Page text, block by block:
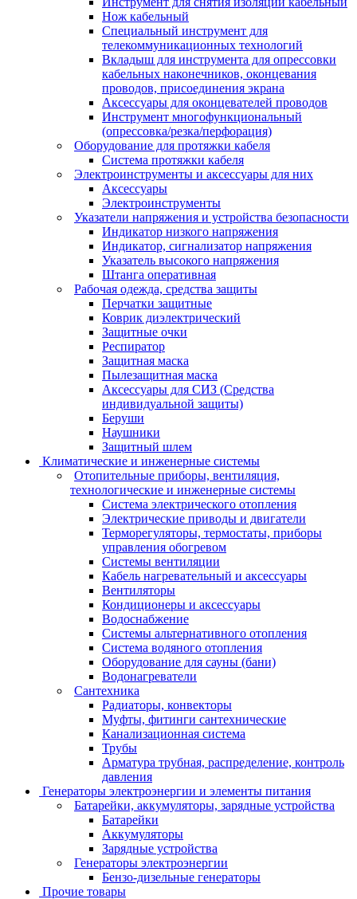
Нож кабельный
Специальный инструмент для
телекоммуникационных технологий
Вкладыш для инструмента для опрессовки
кабельных наконечников, оконцевания
проводов, присоединения экрана
Аксессуары для оконцевателей проводов
Инструмент многофункциональный
(опрессовка/резка/перфорация)
Оборудование для протяжки кабеля
Система протяжки кабеля
Электроинструменты и аксессуары для них
Аксессуары
Электроинструменты
Указатели напряжения и устройства безопасности
Индикатор низкого напряжения
Индикатор, сигнализатор напряжения
Указатель высокого напряжения
Штанга оперативная
Рабочая одежда, средства защиты
Перчатки защитные
Коврик диэлектрический
Защитные очки
Респиратор
Защитная маска
Пылезащитная маска
Аксессуары для СИЗ (Средства
индивидуальной защиты)
Беруши
Наушники
Защитный шлем
Климатические и инженерные системы
Отопительные приборы, вентиляция,
технологические и инженерные системы
Система электрического отопления
Электрические приводы и двигатели
Терморегуляторы, термостаты, приборы
управления обогревом
Системы вентиляции
Кабель нагревательный и аксессуары
Вентиляторы
Кондиционеры и аксессуары
Водоснабжение
Системы альтернативного отопления
Система водяного отопления
Оборудование для сауны (бани)
Водонагреватели
Сантехника
Радиаторы, конвекторы
Муфты, фитинги сантехнические
Канализационная система
Трубы
Арматура трубная, распределение, контроль
давления
Генераторы электроэнергии и элементы питания
Батарейки, аккумуляторы, зарядные устройства
Батарейки
Аккумуляторы
Зарядные устройства
Генераторы электроэнергии
Бензо-дизельные генераторы
Прочие товары